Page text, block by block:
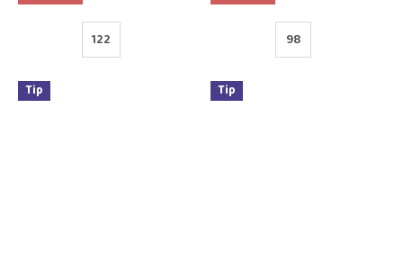
122 98
Tip Tip